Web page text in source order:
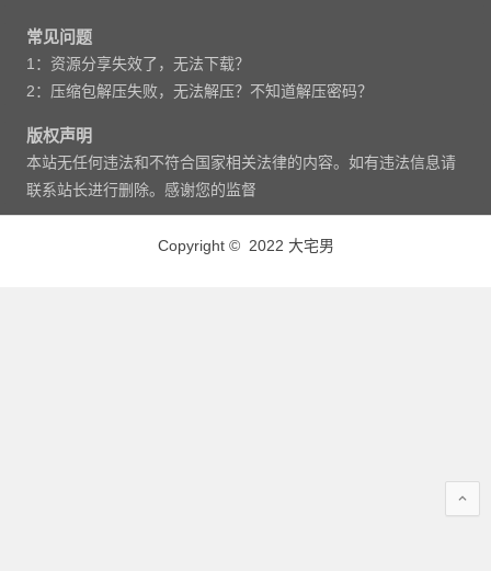
常见问题
1：资源分享失效了，无法下载？
2：压缩包解压失败，无法解压？不知道解压密码？
版权声明
本站无任何违法和不符合国家相关法律的内容。如有违法信息请
联系站长进行删除。感谢您的监督
Copyright © 2022 大宅男